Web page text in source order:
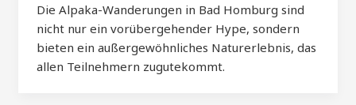
Die Alpaka-Wanderungen in Bad Homburg sind
nicht nur ein vorübergehender Hype, sondern
bieten ein außergewöhnliches Naturerlebnis, das
allen Teilnehmern zugutekommt.